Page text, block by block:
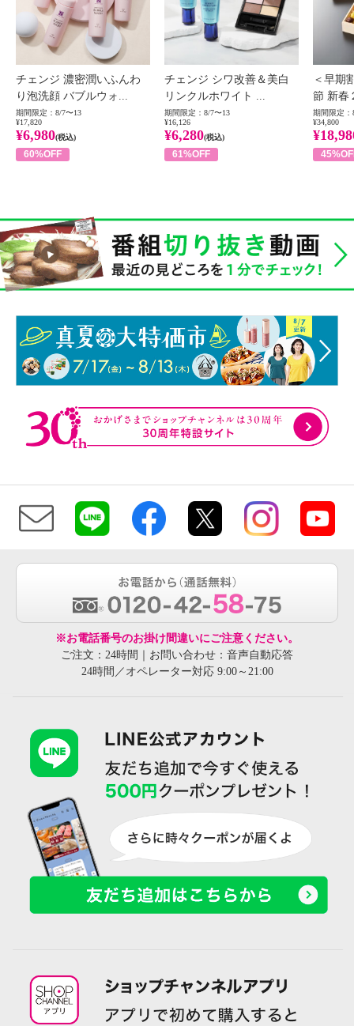
チェンジ 濃密潤いふんわ
り泡洗顔 バブルウォ...
期間限定：8/7〜13
¥17,820
¥6,980(税込)
60%OFF
チェンジ シワ改善＆美白
リンクルホワイト ...
期間限定：8/7〜13
¥16,126
¥6,280(税込)
61%OFF
＜早期
節 新春
期間限定：
¥34,800
※お電話番号のお掛け間違いにご注意ください。
ご注文：24時間｜お問い合わせ：音声自動応答
24時間／オペレーター対応 9:00～21:00